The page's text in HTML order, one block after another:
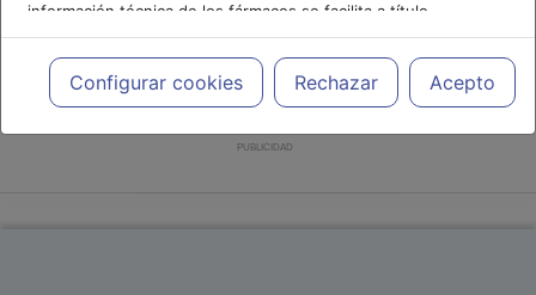
información técnica de los fármacos se facilita a título
meramente informativo, siendo responsabilidad de los
profesionales facultados prescribir medicamentos y decidir, en
cada caso concreto, el tratamiento más adecuado a las
necesidades del paciente.
Configurar cookies Rechazar Acepto
PUBLICIDAD